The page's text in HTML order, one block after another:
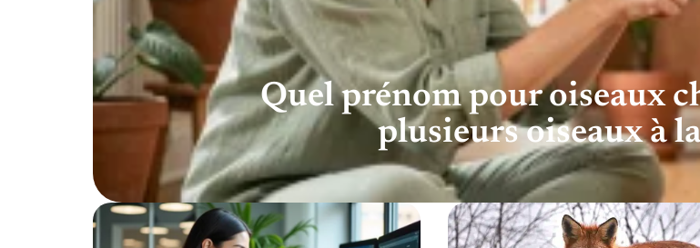
Quel prénom pour oiseaux
plusieurs oiseaux à